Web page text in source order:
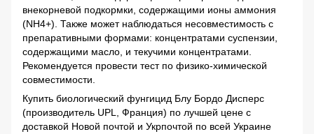
внекорневой подкормки, содержащими ионы аммония
(NH4+). Также может наблюдаться несовместимость с
препаративными формами: концентратами суспензии,
содержащими масло, и текучими концентратами.
Рекомендуется провести тест по физико-химической
совместимости.
Купить биологический фунгицид Блу Бордо Дисперс
(производитель UPL, Франция) по лучшей цене с
доставкой Новой почтой и Укрпочтой по всей Украине